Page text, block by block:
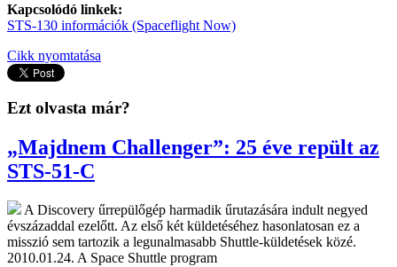
Kapcsolódó linkek:
STS-130 információk (Spaceflight Now)
Cikk nyomtatása
Ezt olvasta már?
„Majdnem Challenger”: 25 éve repült az
STS-51-C
A Discovery űrrepülőgép harmadik űrutazására indult negyed
évszázaddal ezelőtt. Az első két küldetéséhez hasonlatosan ez a
misszió sem tartozik a legunalmasabb Shuttle-küldetések közé.
2010.01.24. A Space Shuttle program